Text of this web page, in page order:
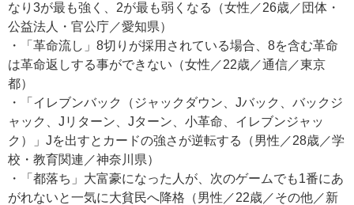
なり3が最も強く、2が最も弱くなる（女性／26歳／団体・
公益法人・官公庁／愛知県）
・「革命流し」8切りが採用されている場合、8を含む革命
は革命返しする事ができない（女性／22歳／通信／東京
都）
・「イレブンバック（ジャックダウン、Jバック、バックジ
ャック、Jリターン、Jターン、小革命、イレブンジャッ
ク）」Jを出すとカードの強さが逆転する（男性／28歳／学
校・教育関連／神奈川県）
・「都落ち」大富豪になった人が、次のゲームでも1番にあ
がれないと一気に大貧民へ降格（男性／22歳／その他／新